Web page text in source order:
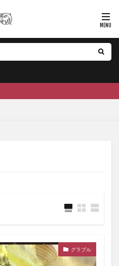
グラブル